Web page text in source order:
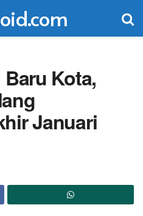
Kota,
Januari